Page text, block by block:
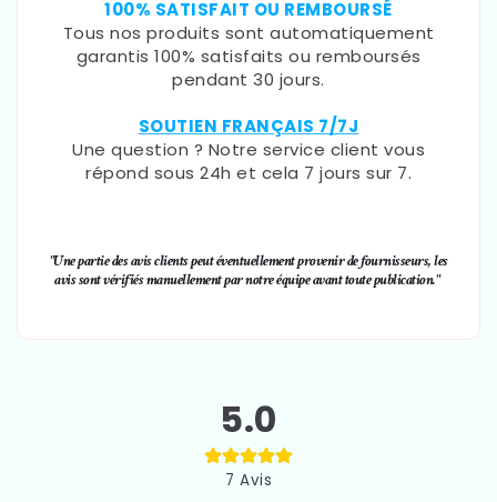
100% SATISFAIT OU REMBOURSÉ
Tous nos produits sont automatiquement
garantis 100% satisfaits ou remboursés
pendant 30 jours.
SOUTIEN FRANÇAIS 7/7J
Une question ? Notre service client vous
répond sous 24h et cela 7 jours sur 7.
"Une partie des avis clients peut éventuellement provenir de fournisseurs, les
avis sont vérifiés manuellement par notre équipe avant toute publication."
5.0
7 Avis